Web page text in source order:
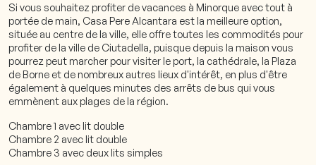
Si vous souhaitez profiter de vacances à Minorque avec tout à
portée de main, Casa Pere Alcantara est la meilleure option,
située au centre de la ville, elle offre toutes les commodités pour
profiter de la ville de Ciutadella, puisque depuis la maison vous
pourrez peut marcher pour visiter le port, la cathédrale, la Plaza
de Borne et de nombreux autres lieux d'intérêt, en plus d'être
également à quelques minutes des arrêts de bus qui vous
emmènent aux plages de la région.
Chambre 1 avec lit double
Chambre 2 avec lit double
Chambre 3 avec deux lits simples